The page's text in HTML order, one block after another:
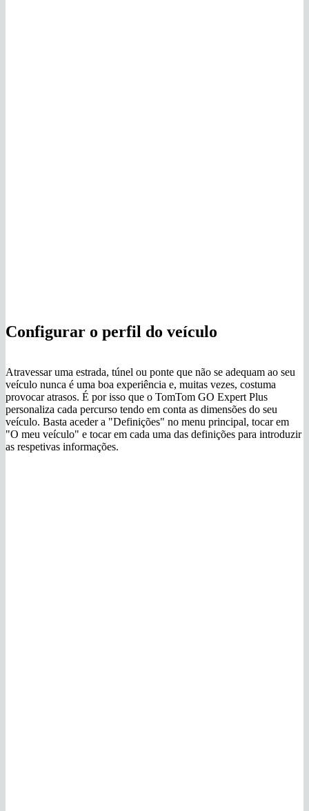
Configurar o perfil do veículo
Atravessar uma estrada, túnel ou ponte que não se adequam ao seu
veículo nunca é uma boa experiência e, muitas vezes, costuma
provocar atrasos. É por isso que o TomTom GO Expert Plus
personaliza cada percurso tendo em conta as dimensões do seu
veículo. Basta aceder a "Definições" no menu principal, tocar em
"O meu veículo" e tocar em cada uma das definições para introduzir
as respetivas informações.